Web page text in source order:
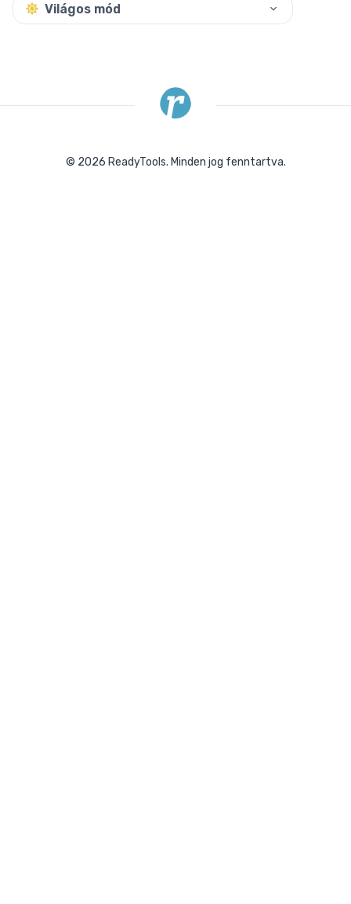
Világos mód
© 2026 ReadyTools. Minden jog fenntartva.